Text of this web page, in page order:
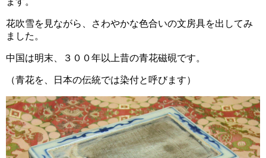
花吹雪を見ながら、さわやかな色合いの文房具を出してみ
ました。
中国は明末、３００年以上昔の青花磁硯です。
（青花を、日本の伝統では染付と呼びます）